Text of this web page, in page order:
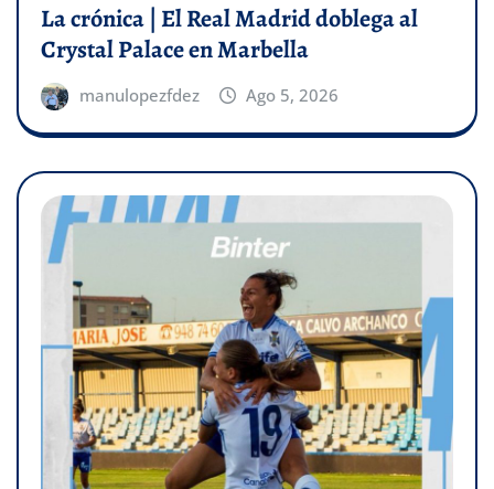
La crónica | El Real Madrid doblega al
Crystal Palace en Marbella
manulopezfdez Ago 5, 2026